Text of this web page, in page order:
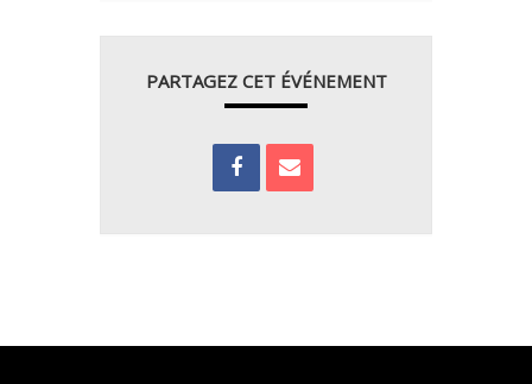
PARTAGEZ CET ÉVÉNEMENT